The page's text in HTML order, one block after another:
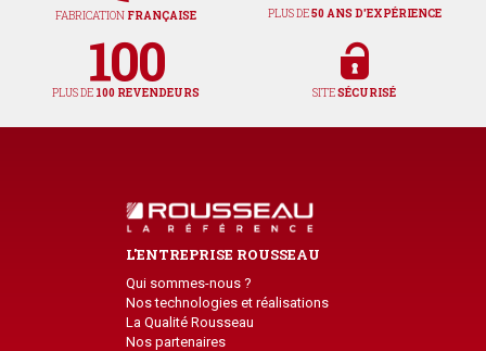
FABRICATION FRANÇAISE PLUS DE50 ANS D'EXPÉRIENCE
PLUS DE 100 REVENDEURS SITESÉCURISÉ
L'ENTREPRISE ROUSSEAU
Qui sommes-nous ?
Nos technologies et réalisations
La Qualité Rousseau
Nos partenaires